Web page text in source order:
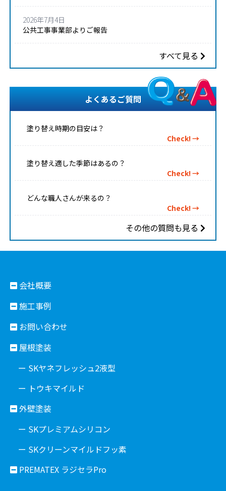
2026年7月4日
公共工事事業部よりご報告
すべて見る
よくあるご質問
塗り替え時期の目安は？
Check! →
塗り替え適した季節はあるの？
Check! →
どんな職人さんが来るの？
Check! →
その他の質問も見る
会社概要
施工事例
お問い合わせ
屋根塗装
ー SKヤネフレッシュ2液型
ー トウキマイルド
外壁塗装
ー SKプレミアムシリコン
ー SKクリーンマイルドフッ素
PREMATEX ラジセラPro